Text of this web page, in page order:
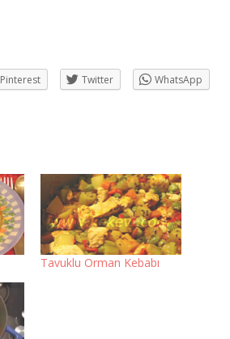
Pinterest Twitter
WhatsApp
Tavuklu Orman Kebabı